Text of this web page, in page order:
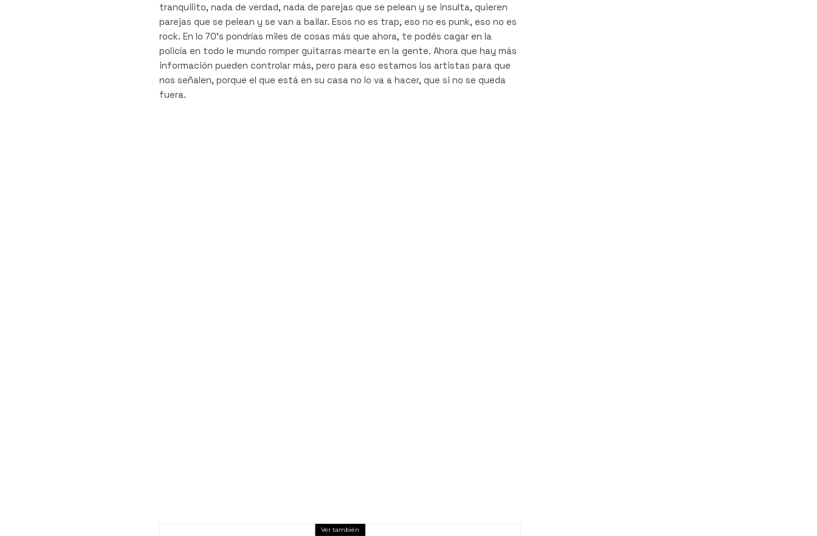
tranquilito, nada de verdad, nada de parejas que se pelean y se insulta, quieren
parejas que se pelean y se van a bailar. Esos no es trap, eso no es punk, eso no es
rock. En lo 70’s pondrías miles de cosas más que ahora, te podés cagar en la
policía en todo le mundo romper guitarras mearte en la gente. Ahora que hay más
información pueden controlar más, pero para eso estamos los artistas para que
nos señalen, porque el que está en su casa no lo va a hacer, que si no se queda
fuera.
Ver también